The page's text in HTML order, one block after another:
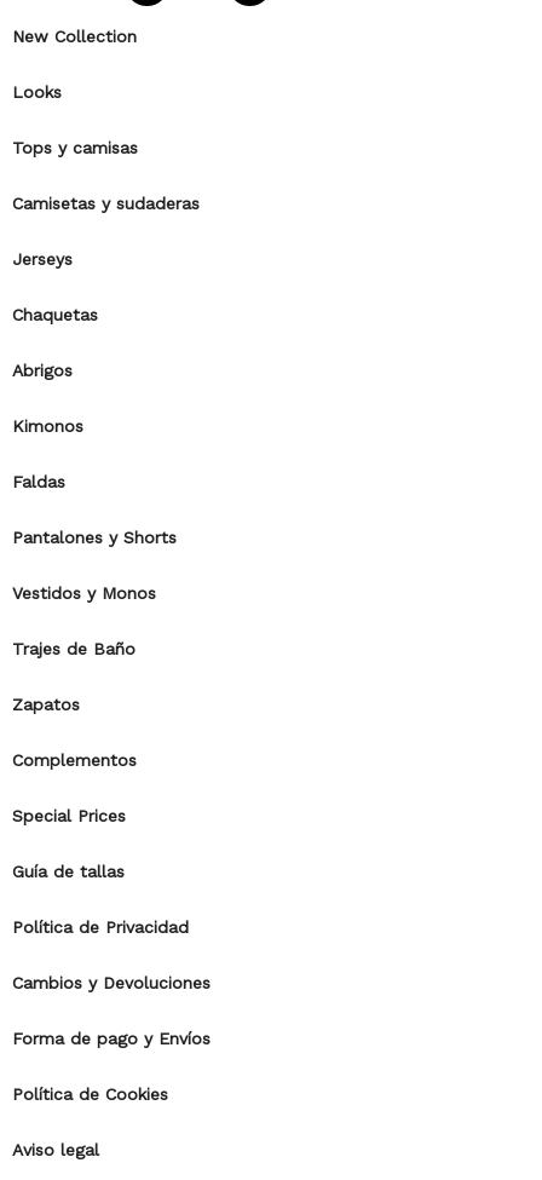
New Collection
Looks
Tops y camisas
Camisetas y sudaderas
Jerseys
Chaquetas
Abrigos
Kimonos
Faldas
Pantalones y Shorts
Vestidos y Monos
Trajes de Baño
Zapatos
Complementos
Special Prices
Guía de tallas
Política de Privacidad
Cambios y Devoluciones
Forma de pago y Envíos
Política de Cookies
Aviso legal